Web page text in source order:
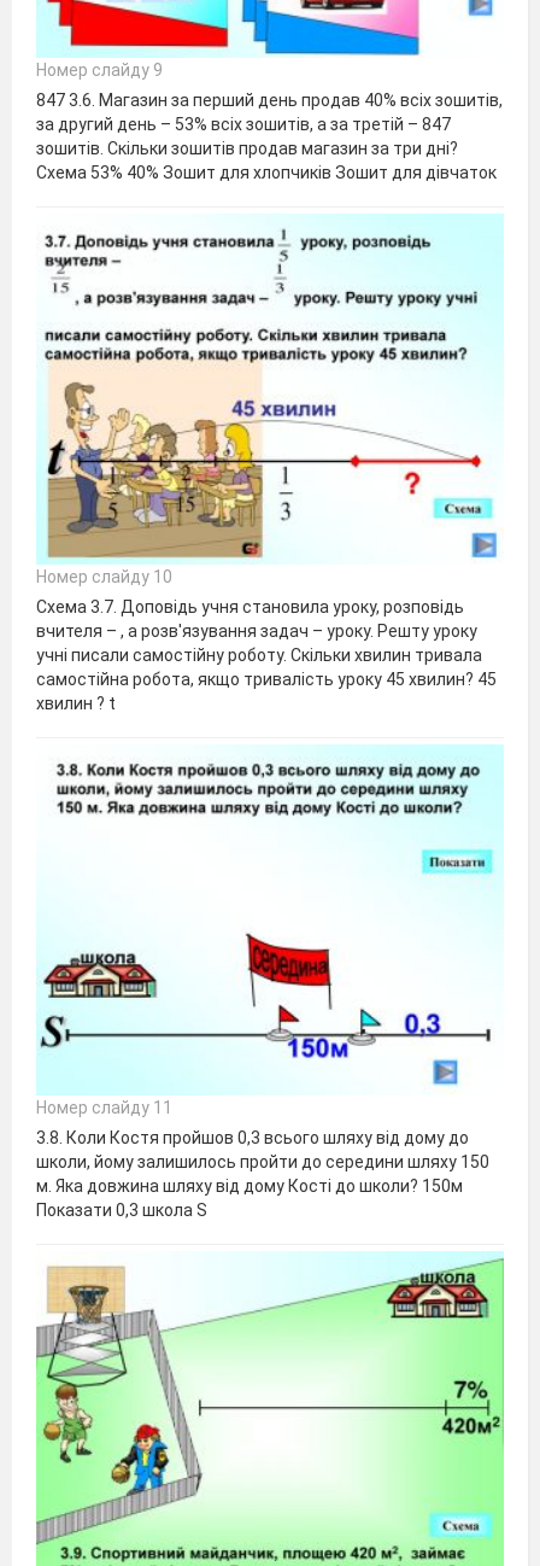
Номер слайду 9
847 3.6. Магазин за перший день продав 40% всіх зошитів,
за другий день – 53% всіх зошитів, а за третій – 847
зошитів. Скільки зошитів продав магазин за три дні?
Схема 53% 40% Зошит для хлопчиків Зошит для дівчаток
Номер слайду 10
Схема 3.7. Доповідь учня становила уроку, розповідь
вчителя – , а розв'язування задач – уроку. Решту уроку
учні писали самостійну роботу. Скільки хвилин тривала
самостійна робота, якщо тривалість уроку 45 хвилин? 45
хвилин ? t
Номер слайду 11
3.8. Коли Костя пройшов 0,3 всього шляху від дому до
школи, йому залишилось пройти до середини шляху 150
м. Яка довжина шляху від дому Кості до школи? 150м
Показати 0,3 школа S